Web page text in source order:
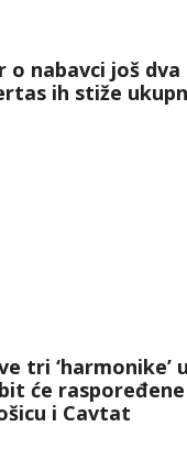
o nabavci još
ih stiže
tri ‘harmonike’
će
i Cavtat